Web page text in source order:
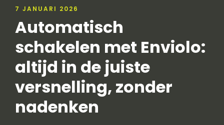
7 JANUARI 2026
​Automatisch
schakelen met Enviolo:
altijd in de juiste
versnelling, zonder
nadenken